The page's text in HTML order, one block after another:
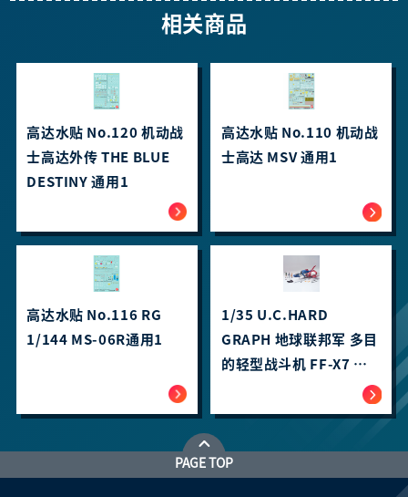
相关商品
高达水贴 No.120 机动战
士高达外传 THE BLUE
DESTINY 通用1
高达水贴 No.110 机动战
士高达 MSV 通用1
高达水贴 No.116 RG
1/144 MS-06R通用1
1/35 U.C.HARD
GRAPH 地球联邦军 多目
的轻型战斗机 FF-X7 核
PAGE TOP